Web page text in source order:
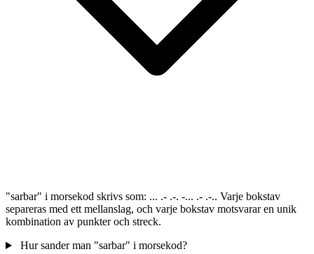
"sarbar" i morsekod skrivs som: ... .- .-. -... .- .-.. Varje bokstav
separeras med ett mellanslag, och varje bokstav motsvarar en unik
kombination av punkter och streck.
Hur sander man "sarbar" i morsekod?